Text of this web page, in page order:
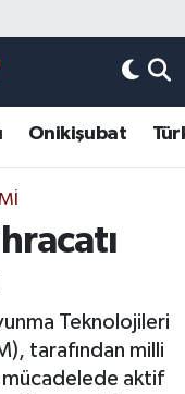
Onikişubat
Teknolojileri
tarafından milli
aktif
Haritası